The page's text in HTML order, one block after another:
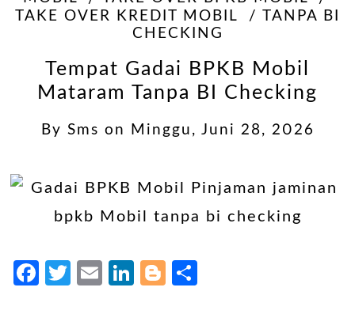
TAKE OVER KREDIT MOBIL
TANPA BI
CHECKING
Tempat Gadai BPKB Mobil
Mataram Tanpa BI Checking
By Sms on Minggu, Juni 28, 2026
Facebook
Twitter
EmailLinkedIn
Blogger